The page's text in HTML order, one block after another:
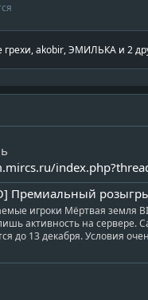
грехи,akobir,ЭМИЛЬКА и 2
Премиальный
игроки Мёртвая земля
активность на сервере.
до 13 декабря. Условия